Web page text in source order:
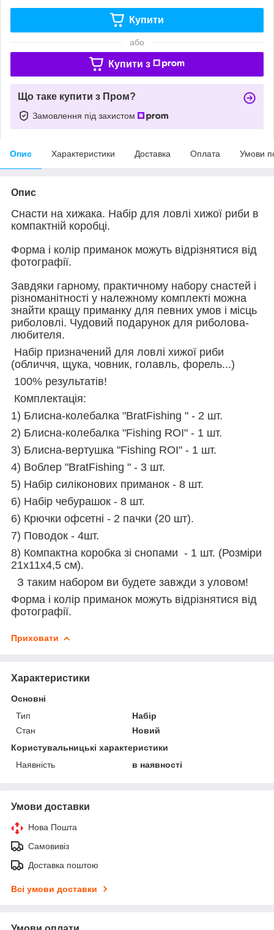
Купити
або
Купити з
Що таке купити з Пром?
Замовлення під захистом
Опис Характеристики Доставка Оплата Умови
Опис
Снасти на хижака. Набір для ловлі хижої риби в
компактній коробці.
Форма і колір приманок можуть відрізнятися від
фотографії.
Завдяки гарному, практичному набору снастей і
різноманітності у належному комплекті можна
знайти кращу приманку для певних умов і місць
риболовлі. Чудовий подарунок для риболова-
любителя.
Набір призначений для ловлі хижої риби
(обличчя, щука, човник, голавль, форель...)
100% результатів!
Комплектація:
1) Блисна-колебалка "BratFishing " - 2 шт.
2) Блисна-колебалка "Fishing ROI" - 1 шт.
3) Блисна-вертушка "Fishing ROI" - 1 шт.
4) Воблер "BratFishing " - 3 шт.
5) Набір силіконових приманок - 8 шт.
6) Набір чебурашок - 8 шт.
6) Крючки офсетні - 2 пачки (20 шт).
7) Поводок - 4шт.
8) Компактна коробка зі снопами - 1 шт. (Розміри
21x11x4,5 см).
З таким набором ви будете завжди з уловом!
Форма і колір приманок можуть відрізнятися від
фотографії.
Приховати
Характеристики
Основні
Тип
Набір
Стан
Новий
Користувальницькі характеристики
Наявність
в наявності
Умови доставки
Нова Пошта
Самовивіз
Доставка поштою
Всі умови доставки